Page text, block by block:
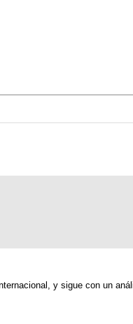
y sigue con un